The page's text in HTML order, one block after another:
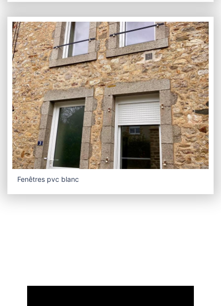
Fenêtres pvc blanc